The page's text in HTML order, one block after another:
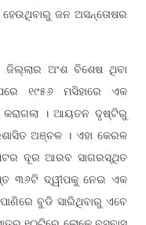
ହେଉଥିବାରୁ ଜନ ଅସନ୍ତୋଷର
ଜିଲ୍ଲାର ଅଂଶ ବିଶେଷ ଥିବା
୧୯୫୬ ମସିହାରେ ଏକ
କରାଗଲା । ଆୟତନ ଦୃଷ୍ଟିରୁ
ଅଞ୍ଚଳ । ଏହା କେରଳ
ଦୂର ଆରବ ସାଗରସ୍ଥିତ
୩୬ଟି ଦ୍ୱୀପକୁ ନେଇ ଏକ
ବୁଡି ସାରିଥିବାରୁ ଏବେ